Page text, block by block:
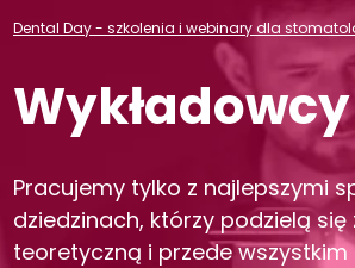
Dental Day - szkolenia i webinary dla
Wykładowcy
Pracujemy tylko z najlepszymi
dziedzinach, którzy podzielą
teoretyczną i przede